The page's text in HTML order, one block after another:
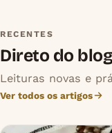
RECENTES
Direto do blog
Leituras novas e
Ver todos os artigos